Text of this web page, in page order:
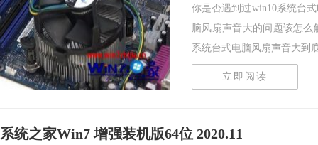
你是否遇到过win10系统台
脑风扇声音大的问题该怎么
系统台式电脑风扇声音大到
立即阅读
系统之家Win7 增强装机版64位 2020.11